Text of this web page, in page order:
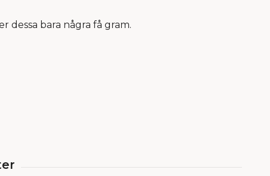
dessa bara några få gram.